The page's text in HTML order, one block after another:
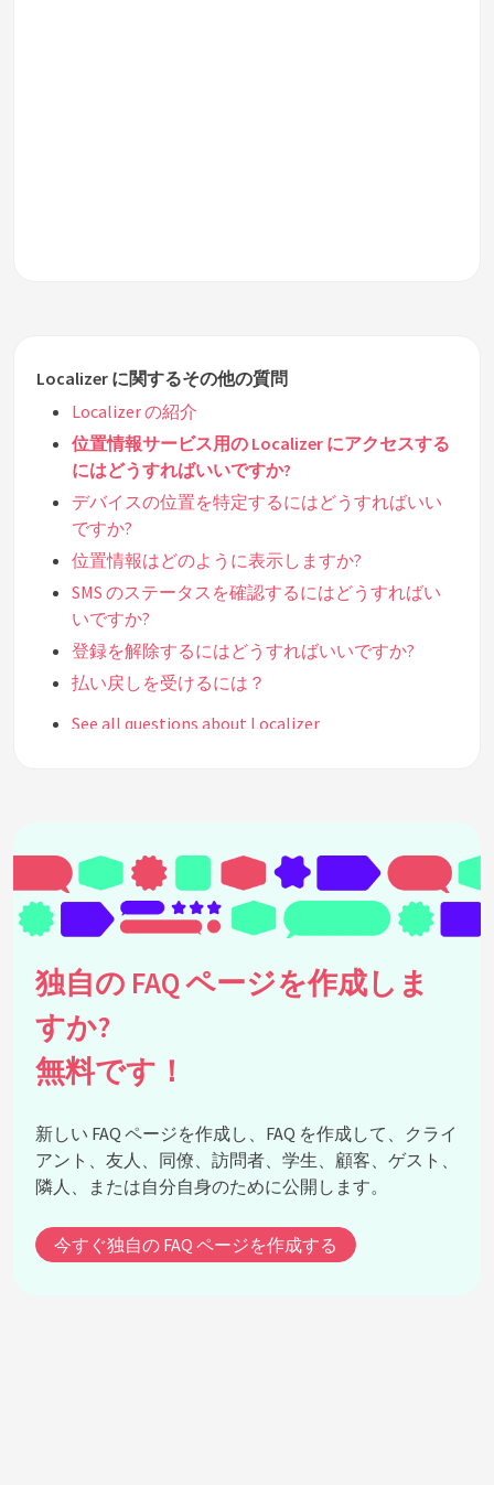
Localizer に関するその他の質問
Localizer の紹介
位置情報サービス用の Localizer にアクセスする
にはどうすればいいですか?
デバイスの位置を特定するにはどうすればいい
ですか?
位置情報はどのように表示しますか?
SMS のステータスを確認するにはどうすればい
いですか?
登録を解除するにはどうすればいいですか?
払い戻しを受けるには？
See all questions about Localizer
独自の FAQ ページを作成しま
すか?
無料です！
新しい FAQ ページを作成し、FAQ を作成して、クライ
アント、友人、同僚、訪問者、学生、顧客、ゲスト、
隣人、または自分自身のために公開します。
今すぐ独自の FAQ ページを作成する